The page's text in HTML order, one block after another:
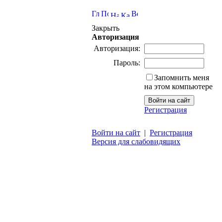
Закрыть
Авторизация
Авторизация:
Пароль:
Запомнить меня
на этом компьютере
Регистрация
Войти на сайт | Регистрация
Версия для слабовидящих